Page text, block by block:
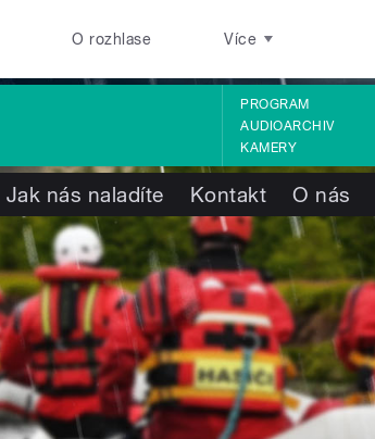
O rozhlase Více
PROGRAM
AUDIOARCHIV
KAMERY
Jak nás naladíte Kontakt O nás